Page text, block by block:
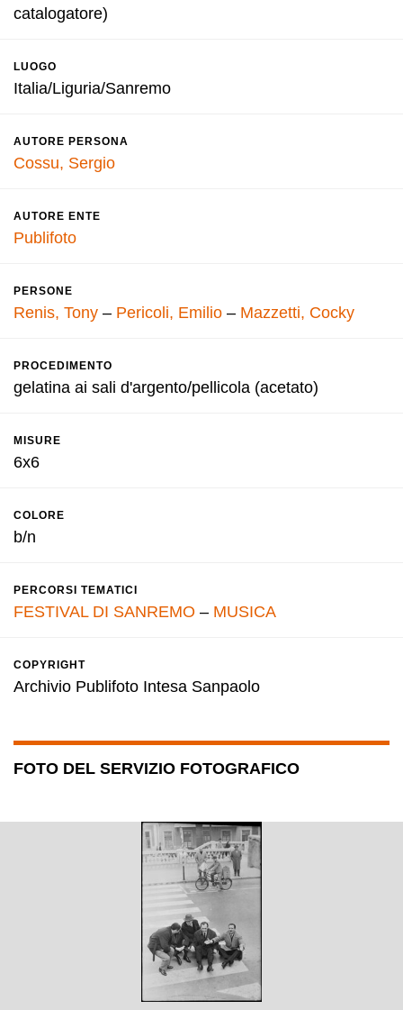
catalogatore)
LUOGO
Italia/Liguria/Sanremo
AUTORE PERSONA
Cossu, Sergio
AUTORE ENTE
Publifoto
PERSONE
Renis, Tony – Pericoli, Emilio – Mazzetti, Cocky
PROCEDIMENTO
gelatina ai sali d'argento/pellicola (acetato)
MISURE
6x6
COLORE
b/n
PERCORSI TEMATICI
FESTIVAL DI SANREMO – MUSICA
COPYRIGHT
Archivio Publifoto Intesa Sanpaolo
FOTO DEL SERVIZIO FOTOGRAFICO